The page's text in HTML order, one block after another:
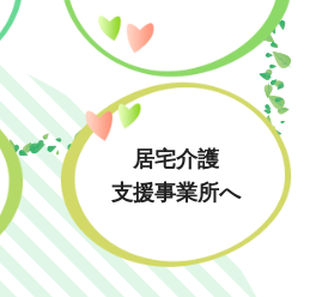
居宅介護
支援事業所へ